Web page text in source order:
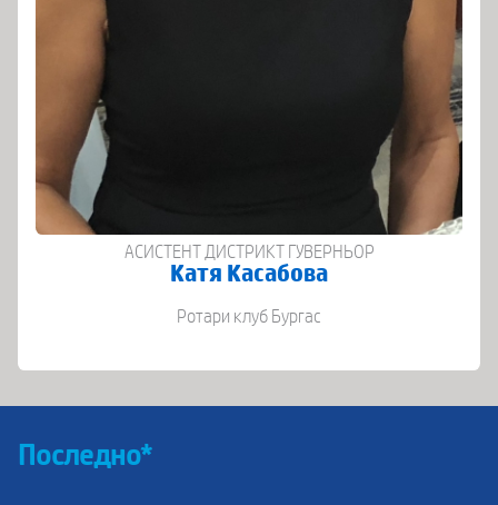
АСИСТЕНТ ДИСТРИКТ ГУВЕРНЬОР
Катя Касабова
Ротари клуб Бургас
Последно*